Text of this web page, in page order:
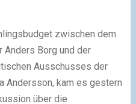
zwischen dem
Borg und der
Ausschusses der
Andersson, kam es gestern
über die